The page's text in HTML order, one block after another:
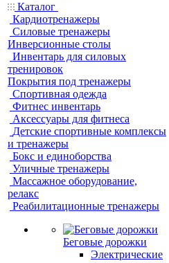
Каталог
Кардиотренажеры
Силовые тренажеры
Инверсионные столы
Инвентарь для силовых
тренировок
Покрытия под тренажеры
Спортивная одежда
Фитнес инвентарь
Аксессуары для фитнеса
Детские спортивные комплексы
и тренажеры
Бокс и единоборства
Уличные тренажеры
Массажное оборудование,
релакс
Реабилитационные тренажеры
Беговые дорожки
Электрические